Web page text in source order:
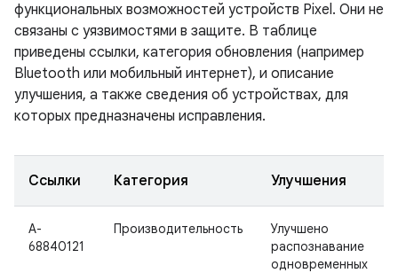
функциональных возможностей устройств Pixel. Они не
связаны с уязвимостями в защите. В таблице
приведены ссылки, категория обновления (например
Bluetooth или мобильный интернет), и описание
улучшения, а также сведения об устройствах, для
которых предназначены исправления.
Ссылки Категория Улучшения
A-
68840121
Производительность
Улучшено
распознавание
одновременных